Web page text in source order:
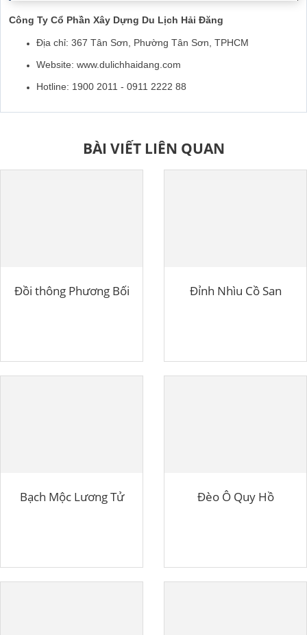
Công Ty Cổ Phần Xây Dựng Du Lịch Hải Đăng
Địa chỉ: 367 Tân Sơn, Phường Tân Sơn, TPHCM
Website: www.dulichhaidang.com
Hotline: 1900 2011 - 0911 2222 88
BÀI VIẾT LIÊN QUAN
Đồi thông Phương Bối Đỉnh Nhìu Cồ San
Bạch Mộc Lương Tử Đèo Ô Quy Hồ